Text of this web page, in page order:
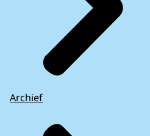
Archief